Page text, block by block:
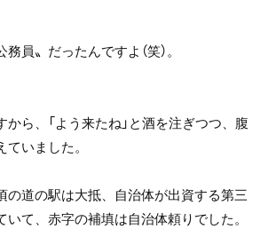
員〟だったんですよ（笑）。
ら、「よう来たね」と酒を注ぎつつ、腹
いました。
の道の駅は大抵、自治体が出資する第三
て、赤字の補填は自治体頼りでした。